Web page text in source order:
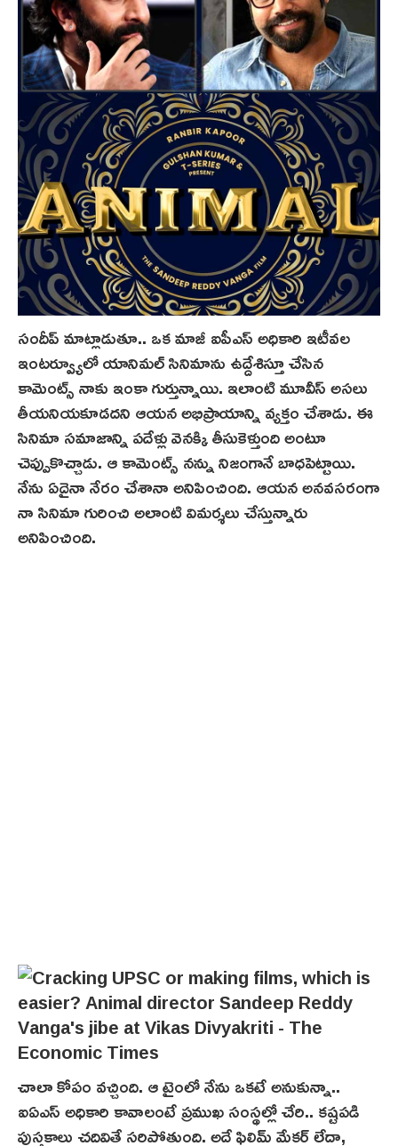
సందీప్ మాట్లాడుతూ.. ఒక మాజీ ఐపీఎస్ అధికారి ఇటీవల
ఇంటర్వ్యూలో యానిమల్ సినిమాను ఉద్దేశిస్తూ చేసిన
కామెంట్స్ నాకు ఇంకా గుర్తున్నాయి. ఇలాంటి మూవీస్ అసలు
తీయనియ‌కూడదని ఆయన అభిప్రాయాన్ని వ్యక్తం చేశాడు. ఈ
సినిమా సమాజాన్ని పదేళ్లు వెనక్కి తీసుకెళ్తుంది అంటూ
చెప్పుకొచ్చాడు. ఆ కామెంట్స్ నన్ను నిజంగానే బాధపెట్టాయి.
నేను ఏదైనా నేరం చేశానా అనిపించింది. ఆయన అనవసరంగా
నా సినిమా గురించి అలాంటి విమర్శలు చేస్తున్నారు
అనిపించింది.
చాలా కోపం వచ్చింది. ఆ టైంలో నేను ఒకటే అనుకున్నా..
ఐఏఎస్ అధికారి కావాలంటే ప్రముఖ సంస్థల్లో చేరి.. కష్టపడి
పుస్తకాలు చదివితే సరిపోతుంది. అదే ఫిలిమ్ మేకర్ లేదా,